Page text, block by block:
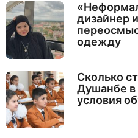
дизайнер
одежду
Сколько
Душанбе в
условия